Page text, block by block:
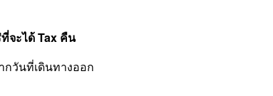
จะได้ Tax คืน
กวันที่เดินทางออก